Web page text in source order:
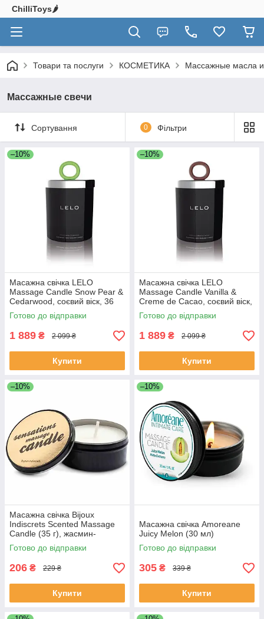
ChilliToys🌶️
Товари та послуги КОСМЕТИКА Массажные масла
Массажные свечи
Сортування 0 Фільтри
–10%
Масажна свічка LELO
Massage Candle Snow Pear &
Cedarwood, соєвий віск, 36
годин горіння
Готово до відправки
1 889 ₴ 2 099 ₴
Купити
–10%
Масажна свічка LELO
Massage Candle Vanilla &
Creme de Cacao, соєвий віск,
36 годин горіння
Готово до відправки
1 889 ₴ 2 099 ₴
Купити
–10%
Масажна свічка Bijoux
Indiscrets Scented Massage
Candle (35 г), жасмин-
троянда
Готово до відправки
206 ₴ 229 ₴
Купити
–10%
Масажна свічка Amoreane
Juicy Melon (30 мл)
Готово до відправки
305 ₴ 339 ₴
Купити